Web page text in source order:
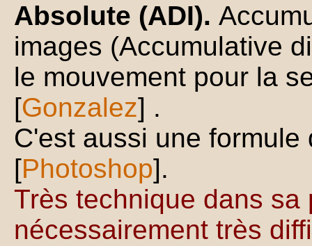
Absolute (ADI).
images (Accumulative
le mouvement pour la
[Gonzalez] .
C'est aussi une
[Photoshop].
Très technique dans sa
nécessairement très